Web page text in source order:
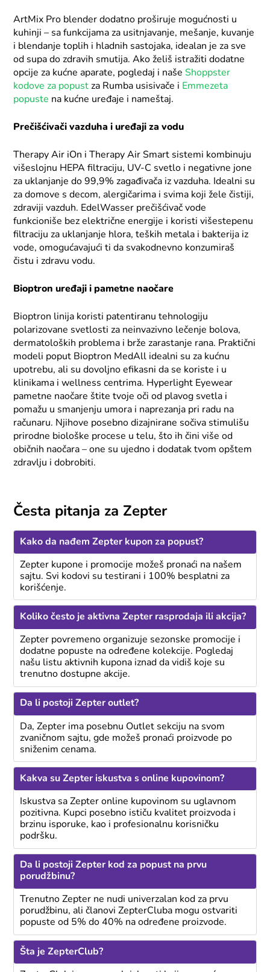
ArtMix Pro blender dodatno proširuje mogućnosti u
kuhinji – sa funkcijama za usitnjavanje, mešanje, kuvanje
i blendanje toplih i hladnih sastojaka, idealan je za sve
od supa do zdravih smutija. Ako želiš istražiti dodatne
opcije za kućne aparate, pogledaj i našeShoppster
kodove za popust za Rumba usisivače i Emmezeta
popuste na kućne uređaje i nameštaj.
Prečišćivači vazduha i uređaji za vodu
Therapy Air iOn i Therapy Air Smart sistemi kombinuju
višeslojnu HEPA filtraciju, UV-C svetlo i negativne jone
za uklanjanje do 99,9% zagađivača iz vazduha. Idealni su
za domove s decom, alergičarima i svima koji žele čistiji,
zdraviji vazduh. EdelWasser prečišćivač vode
funkcioniše bez električne energije i koristi višestepenu
filtraciju za uklanjanje hlora, teških metala i bakterija iz
vode, omogućavajući ti da svakodnevno konzumiraš
čistu i zdravu vodu.
Bioptron uređaji i pametne naočare
Bioptron linija koristi patentiranu tehnologiju
polarizovane svetlosti za neinvazivno lečenje bolova,
dermatoloških problema i brže zarastanje rana. Praktični
modeli poput Bioptron MedAll idealni su za kućnu
upotrebu, ali su dovoljno efikasni da se koriste i u
klinikama i wellness centrima. Hyperlight Eyewear
pametne naočare štite tvoje oči od plavog svetla i
pomažu u smanjenju umora i naprezanja pri radu na
računaru. Njihove posebno dizajnirane sočiva stimulišu
prirodne biološke procese u telu, što ih čini više od
običnih naočara – one su ujedno i dodatak tvom opštem
zdravlju i dobrobiti.
Česta pitanja za Zepter
Kako da nađem Zepter kupon za popust?
Zepter kupone i promocije možeš pronaći na našem
sajtu. Svi kodovi su testirani i 100% besplatni za
korišćenje.
Koliko često je aktivna Zepter rasprodaja ili akcija?
Zepter povremeno organizuje sezonske promocije i
dodatne popuste na određene kolekcije. Pogledaj
našu listu aktivnih kupona iznad da vidiš koje su
trenutno dostupne akcije.
Da li postoji Zepter outlet?
Da, Zepter ima posebnu Outlet sekciju na svom
zvaničnom sajtu, gde možeš pronaći proizvode po
sniženim cenama.
Kakva su Zepter iskustva s online kupovinom?
Iskustva sa Zepter online kupovinom su uglavnom
pozitivna. Kupci posebno ističu kvalitet proizvoda i
brzinu isporuke, kao i profesionalnu korisničku
podršku.
Da li postoji Zepter kod za popust na prvu
porudžbinu?
Trenutno Zepter ne nudi univerzalan kod za prvu
porudžbinu, ali članovi ZepterCluba mogu ostvariti
popuste od 5% do 40% na određene proizvode.
Šta je ZepterClub?